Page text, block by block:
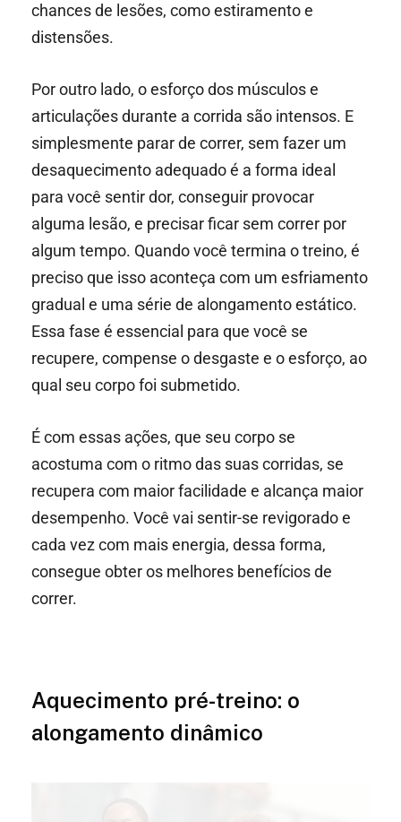
chances de lesões, como estiramento e
distensões.
Por outro lado, o esforço dos músculos e
articulações durante a corrida são intensos. E
simplesmente parar de correr, sem fazer um
desaquecimento adequado é a forma ideal
para você sentir dor, conseguir provocar
alguma lesão, e precisar ficar sem correr por
algum tempo. Quando você termina o treino, é
preciso que isso aconteça com um esfriamento
gradual e uma série de alongamento estático.
Essa fase é essencial para que você se
recupere, compense o desgaste e o esforço, ao
qual seu corpo foi submetido.
É com essas ações, que seu corpo se
acostuma com o ritmo das suas corridas, se
recupera com maior facilidade e alcança maior
desempenho. Você vai sentir-se revigorado e
cada vez com mais energia, dessa forma,
consegue obter os melhores benefícios de
correr.
Aquecimento pré-treino: o
alongamento dinâmico